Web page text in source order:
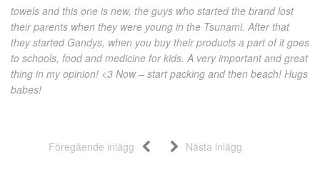
towels and this one is new, the guys who started the brand lost
their parents when they were young in the Tsunami. After that
they started Gandys, when you buy their products a part of it goes
to schools, food and medicine for kids. A very important and great
thing in my opinion! <3 Now – start packing and then beach! Hugs
babes!
Föregående inlägg Nästa inlägg